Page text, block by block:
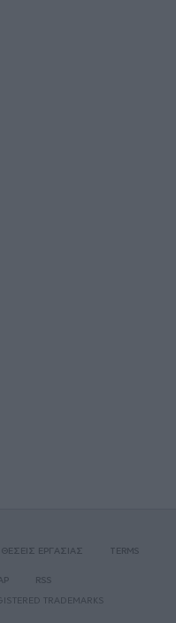
ΘΕΣΕΙΣ ΕΡΓΑΣΙΑΣ TERMS
RSS
TRADEMARKS